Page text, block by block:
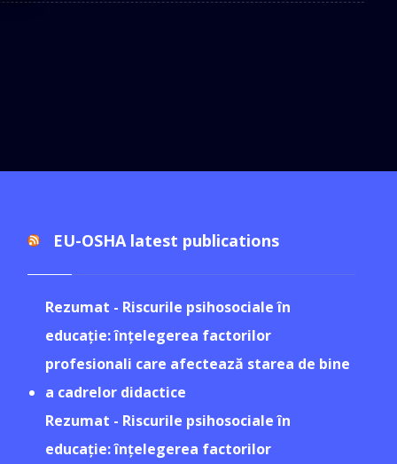
EU-OSHA latest publications
Rezumat - Riscurile psihosociale în
educație: înțelegerea factorilor
profesionali care afectează starea de bine
a cadrelor didactice
Rezumat - Riscurile psihosociale în
educație: înțelegerea factorilor